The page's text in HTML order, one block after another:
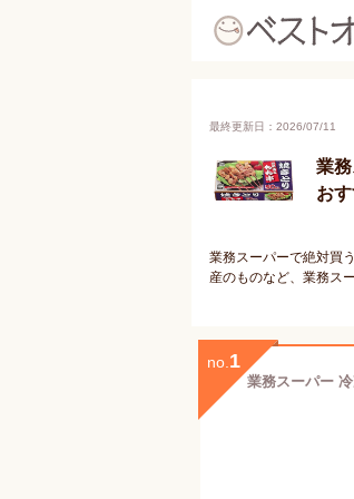
最終更新日：2026/07/11
業
お
業務スーパーで絶対買
産のものなど、業務ス
no. 1